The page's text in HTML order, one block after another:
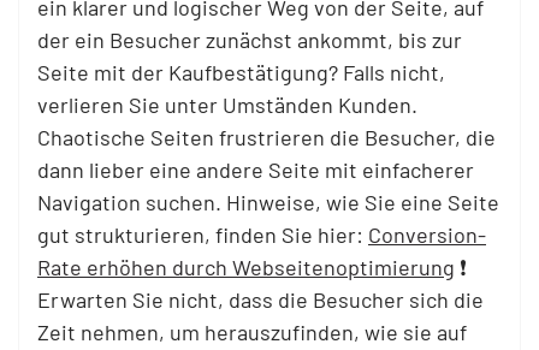
ein klarer und logischer Weg von der Seite, auf
der ein Besucher zunächst ankommt, bis zur
Seite mit der Kaufbestätigung? Falls nicht,
verlieren Sie unter Umständen Kunden.
Chaotische Seiten frustrieren die Besucher, die
dann lieber eine andere Seite mit einfacherer
Navigation suchen. Hinweise, wie Sie eine Seite
gut strukturieren, finden Sie hier: Conversion-
Rate erhöhen durch Webseitenoptimierung ❗
Erwarten Sie nicht, dass die Besucher sich die
Zeit nehmen, um herauszufinden, wie sie auf